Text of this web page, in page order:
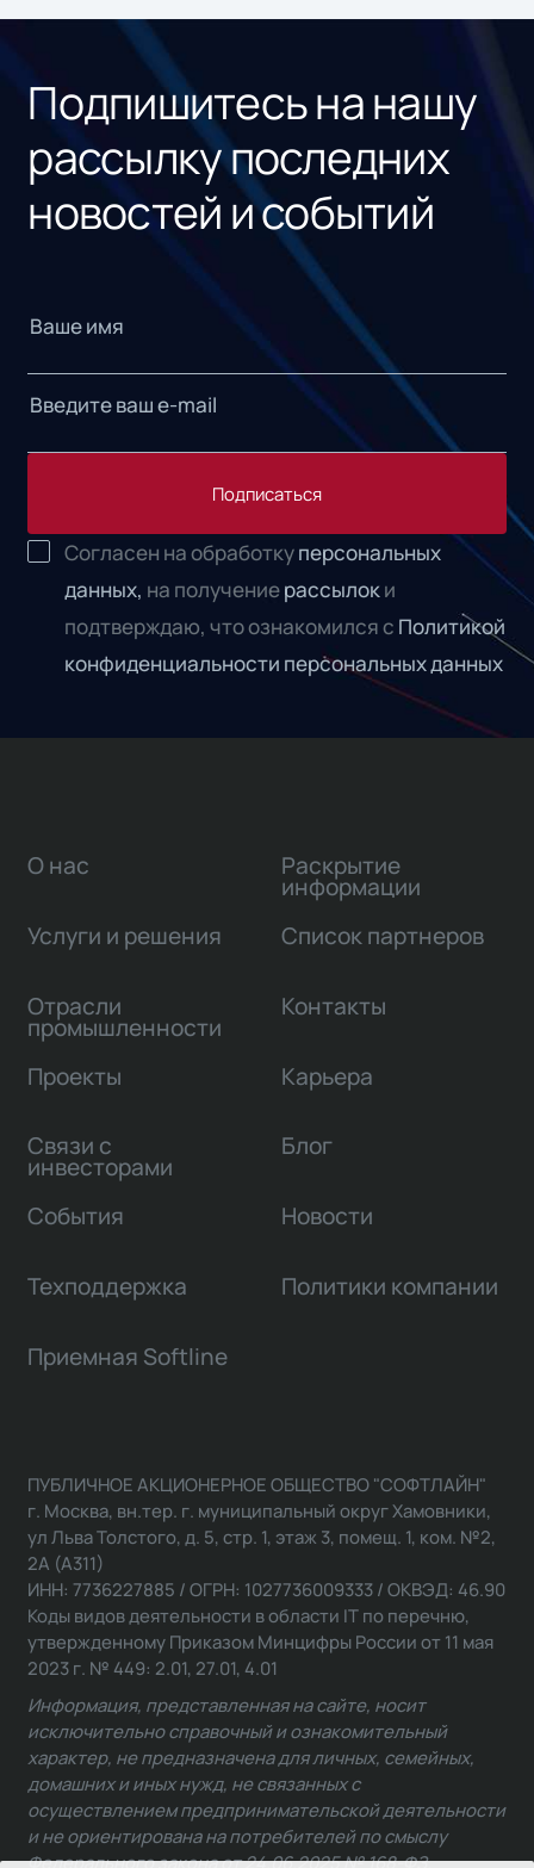
Подпишитесь на нашу
рассылку последних
новостей и событий
Подписаться
Согласен на обработкуперсональных
данных, на получениерассылоки
подтверждаю, что ознакомился с Политикой
конфиденциальности персональных данных
О нас
Услуги и решения
Отрасли
промышленности
Проекты
Связи с
инвесторами
Раскрытие
информации
Список партнеров
Контакты
Карьера
Блог
События Новости
Техподдержка Политики компании
Приемная Softline
ПУБЛИЧНОЕ АКЦИОНЕРНОЕ ОБЩЕСТВО "СОФТЛАЙН"
г. Москва, вн.тер. г. муниципальный округ Хамовники,
ул Льва Толстого, д. 5, стр. 1, этаж 3, помещ. 1, ком. №2,
2А (А311)
ИНН: 7736227885 / ОГРН: 1027736009333 / ОКВЭД: 46.90
Коды видов деятельности в области IT по перечню,
утвержденному Приказом Минцифры России от 11 мая
2023 г. № 449: 2.01, 27.01, 4.01
Информация, представленная на сайте, носит
исключительно справочный и ознакомительный
характер, не предназначена для личных, семейных,
домашних и иных нужд, не связанных с
осуществлением предпринимательской деятельности
и не ориентирована на потребителей по смыслу
Федерального закона от 24.06.2025 № 168-ФЗ.